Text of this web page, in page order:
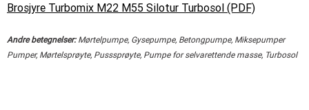
Brosjyre Turbomix M22 M55 Silotur Turbosol (PDF)
Andre betegnelser:Mørtelpumpe, Gysepumpe, Betongpumpe, Miksepumper
Pumper, Mørtelsprøyte, Pusssprøyte, Pumpe for selvarettende masse, Turbosol